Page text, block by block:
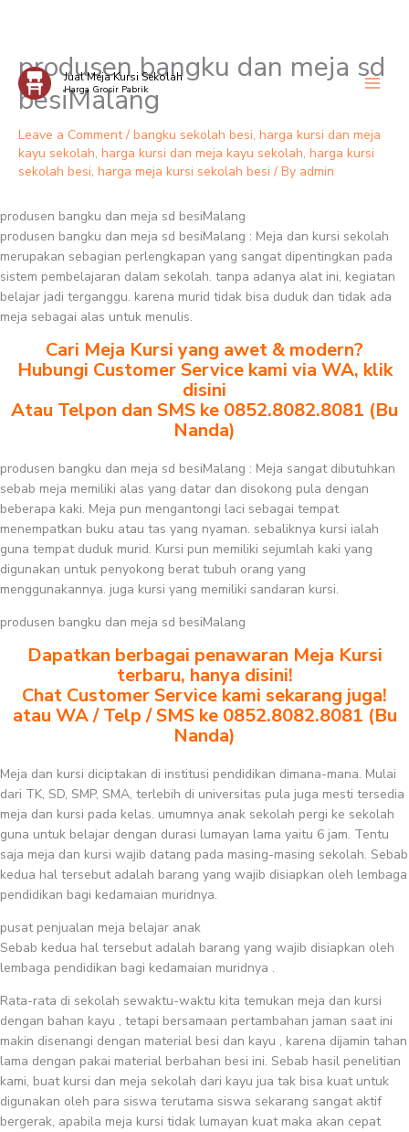
Skip
content
Jual Meja Kursi Sekolah
Harga Grosir Pabrik
produsen bangku dan meja sd
besiMalang
Leave a Comment / bangku sekolah besi, harga kursi dan meja
kayu sekolah, harga kursi dan meja kayu sekolah, harga kursi
sekolah besi, harga meja kursi sekolah besi / By admin
produsen bangku dan meja sd besiMalang
produsen bangku dan meja sd besiMalang : Meja dan kursi sekolah
merupakan sebagian perlengkapan yang sangat dipentingkan pada
sistem pembelajaran dalam sekolah. tanpa adanya alat ini, kegiatan
belajar jadi terganggu. karena murid tidak bisa duduk dan tidak ada
meja sebagai alas untuk menulis.
Cari Meja Kursi yang awet & modern?
Hubungi Customer Service kami via WA, klik
disini
Atau Telpon dan SMS ke 0852.8082.8081 (Bu
Nanda)
produsen bangku dan meja sd besiMalang : Meja sangat dibutuhkan
sebab meja memiliki alas yang datar dan disokong pula dengan
beberapa kaki. Meja pun mengantongi laci sebagai tempat
menempatkan buku atau tas yang nyaman. sebaliknya kursi ialah
guna tempat duduk murid. Kursi pun memiliki sejumlah kaki yang
digunakan untuk penyokong berat tubuh orang yang
menggunakannya. juga kursi yang memiliki sandaran kursi.
produsen bangku dan meja sd besiMalang
Dapatkan berbagai penawaran Meja Kursi
terbaru, hanya disini!
Chat Customer Service kami sekarang juga!
atau WA / Telp / SMS ke 0852.8082.8081 (Bu
Nanda)
Meja dan kursi diciptakan di institusi pendidikan dimana-mana. Mulai
dari TK, SD, SMP, SMA, terlebih di universitas pula juga mesti tersedia
meja dan kursi pada kelas. umumnya anak sekolah pergi ke sekolah
guna untuk belajar dengan durasi lumayan lama yaitu 6 jam. Tentu
saja meja dan kursi wajib datang pada masing-masing sekolah. Sebab
kedua hal tersebut adalah barang yang wajib disiapkan oleh lembaga
pendidikan bagi kedamaian muridnya.
pusat penjualan meja belajar anak
Sebab kedua hal tersebut adalah barang yang wajib disiapkan oleh
lembaga pendidikan bagi kedamaian muridnya .
Rata-rata di sekolah sewaktu-waktu kita temukan meja dan kursi
dengan bahan kayu , tetapi bersamaan pertambahan jaman saat ini
makin disenangi dengan material besi dan kayu , karena dijamin tahan
lama dengan pakai material berbahan besi ini. Sebab hasil penelitian
kami, buat kursi dan meja sekolah dari kayu jua tak bisa kuat untuk
digunakan oleh para siswa terutama siswa sekarang sangat aktif
bergerak, apabila meja kursi tidak lumayan kuat maka akan cepat